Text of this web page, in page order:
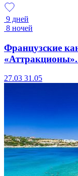
9 дней
8 ночей
Французские
27.03 31.05